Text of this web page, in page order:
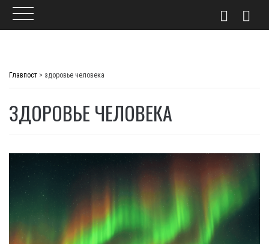
Главпост > здоровье человека
ЗДОРОВЬЕ ЧЕЛОВЕКА